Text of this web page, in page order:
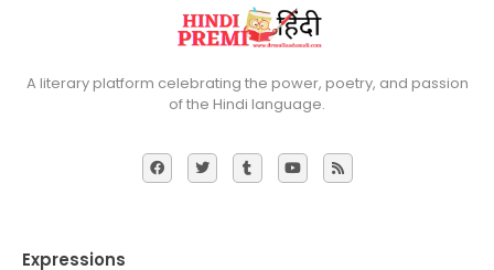
A literary platform celebrating the power, poetry, and passion
of the Hindi language.
Expressions